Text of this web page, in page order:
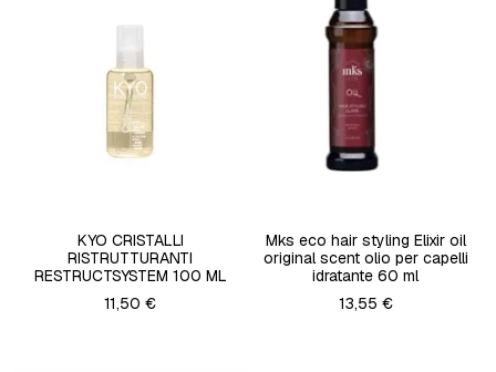
KYO CRISTALLI
RISTRUTTURANTI
RESTRUCTSYSTEM 100 ML
11,50 €
Mks eco hair styling Elixir oil
original scent olio per capelli
idratante 60 ml
13,55 €